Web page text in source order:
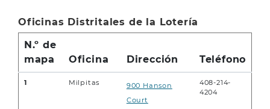
Oficinas Distritales de la Lotería
N.º de
mapa
Oficina Dirección Teléfono
1 Milpitas
900 Hanson
Court
408-214-
4204